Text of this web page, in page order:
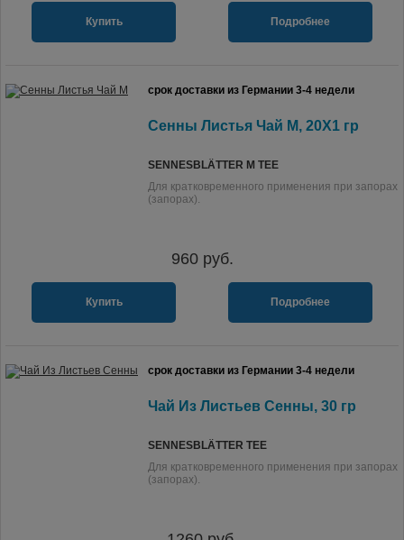
Купить Подробнее
срок доставки из Германии 3-4 недели
Сенны Листья Чай M, 20X1 гр
SENNESBLÄTTER M TEE
Для кратковременного применения при запорах
(запорах).
960руб.
Купить Подробнее
срок доставки из Германии 3-4 недели
Чай Из Листьев Сенны, 30 гр
SENNESBLÄTTER TEE
Для кратковременного применения при запорах
(запорах).